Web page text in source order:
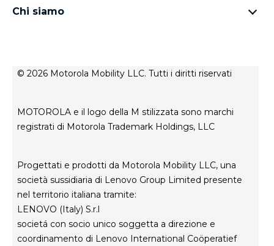
thinkphone by motorola
moto tag
Stato di riparazione
Chi siamo
Condizioni di vendita
Innovazione
© 2026 Motorola Mobility LLC. Tutti i diritti riservati
MOTOROLA e il logo della M stilizzata sono marchi
registrati di Motorola Trademark Holdings, LLC
Progettati e prodotti da Motorola Mobility LLC, una
società sussidiaria di Lenovo Group Limited presente
nel territorio italiana tramite:
LENOVO (Italy) S.r.l
societá con socio unico soggetta a direzione e
coordinamento di Lenovo International Coöperatief